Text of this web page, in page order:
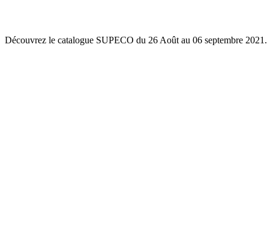
Découvrez le catalogue SUPECO du 26 Août au 06 septembre 2021.